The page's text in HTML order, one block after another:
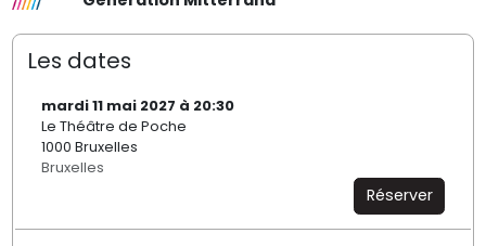
Les dates
mardi 11 mai 2027 à 20:30
Le Théâtre de Poche
1000 Bruxelles
Bruxelles
Réserver